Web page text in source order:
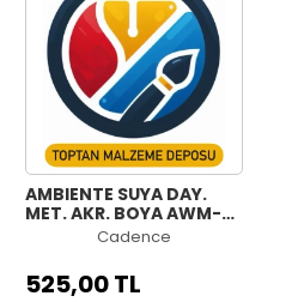
AMBIENTE SUYA DAY.
MET. AKR. BOYA AWM-
02 PLATİN 250ML +
Cadence
525,00 TL